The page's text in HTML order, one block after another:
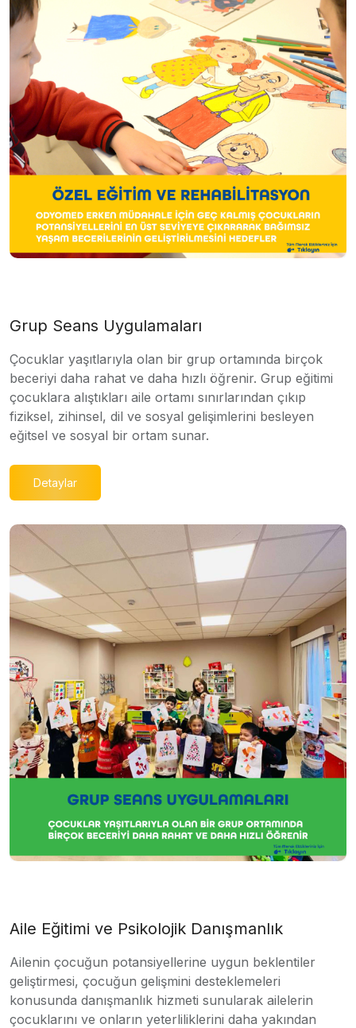
Grup Seans Uygulamaları
Çocuklar yaşıtlarıyla olan bir grup ortamında birçok
beceriyi daha rahat ve daha hızlı öğrenir. Grup eğitimi
çocuklara alıştıkları aile ortamı sınırlarından çıkıp
fiziksel, zihinsel, dil ve sosyal gelişimlerini besleyen
eğitsel ve sosyal bir ortam sunar.
Detaylar
Aile Eğitimi ve Psikolojik Danışmanlık
Ailenin çocuğun potansiyellerine uygun beklentiler
geliştirmesi, çocuğun gelişmini desteklemeleri
konusunda danışmanlık hizmeti sunularak ailelerin
çocuklarını ve onların yeterliliklerini daha yakından